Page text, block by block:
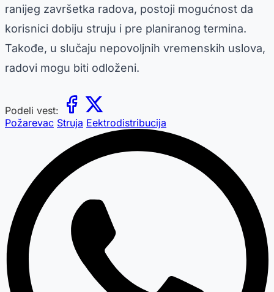
ranijeg završetka radova, postoji mogućnost da
korisnici dobiju struju i pre planiranog termina.
Takođe, u slučaju nepovoljnih vremenskih uslova,
radovi mogu biti odloženi.
Podeli vest:
Požarevac Struja Eektrodistribucija